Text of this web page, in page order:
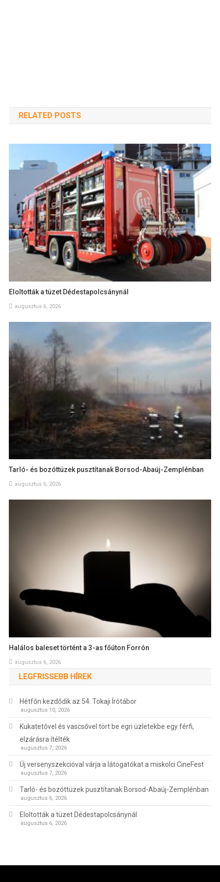
RELATED POSTS
Eloltották a tüzet Dédestapolcsánynál
augusztus 6, 2026
Tarló- és bozóttüzek pusztítanak Borsod-Abaúj-Zemplénban
augusztus 6, 2026
Halálos baleset történt a 3-as főúton Forrón
augusztus 6, 2026
LEGFRISSEBB HÍREK
Hétfőn kezdődik az 54. Tokaji Írótábor
augusztus 10, 2026
Kukatetővel és vascsővel tört be egri üzletekbe egy férfi,
elzárásra ítélték
augusztus 7, 2026
Új versenyszekcióval várja a látogatókat a miskolci CineFest
augusztus 7, 2026
Tarló- és bozóttüzek pusztítanak Borsod-Abaúj-Zemplénban
augusztus 6, 2026
Eloltották a tüzet Dédestapolcsánynál
augusztus 6, 2026